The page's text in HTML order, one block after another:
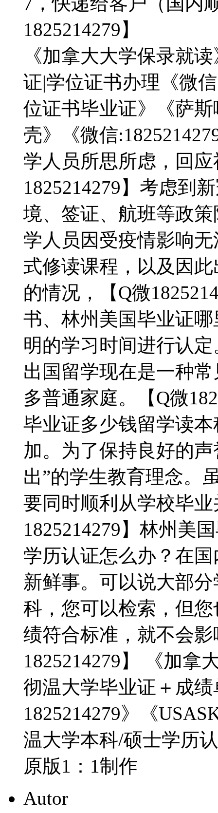
1825214279】
《加拿大大学保录就
证|学位证书办理《微
位证书毕业证》《萨
壳》《微信
学人员所思所虑，回
1825214279】考虑到
境、签证、航班等政
学人员因受疫情影响
式修读课程，以及因
的情况，【Q微
书、林州美国毕业证
明的学习时间进行认定
出国留学现在是一种
多普通家庭。【Q微
毕业证多少钱留学读
加。为了保持良好的
出”的学生教育理念。
要同时顺利从学校毕
1825214279】林州美
学历认证怎么办？在
新鲜事。可以说大部
科，您可以检索，但
绩符合标准，就不会
1825214279】 《加拿
彻温大学毕业证＋成
1825214279》《
温大学本科/硕士学历
原版1：1制作
Autor